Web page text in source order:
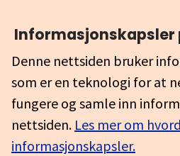
Informasjonskapsler
Denne nettsiden bruker
som er en teknologi for at
fungere og samle inn
nettsiden. Les mer om
informasjonskapsler.